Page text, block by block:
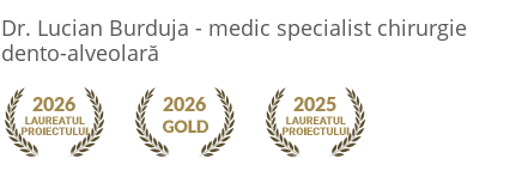
Dr. Lucian Burduja - medic specialist chirurgie
dento-alveolară